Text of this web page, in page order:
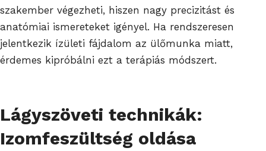
szakember végezheti, hiszen nagy precizitást és
anatómiai ismereteket igényel. Ha rendszeresen
jelentkezik ízületi fájdalom az ülőmunka miatt,
érdemes kipróbálni ezt a terápiás módszert.
Lágyszöveti technikák:
Izomfeszültség oldása